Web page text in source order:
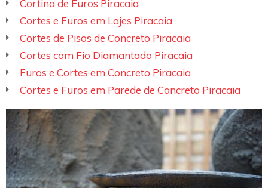
Cortina de Furos Piracaia
Cortes e Furos em Lajes Piracaia
Cortes de Pisos de Concreto Piracaia
Cortes com Fio Diamantado Piracaia
Furos e Cortes em Concreto Piracaia
Cortes e Furos em Parede de Concreto Piracaia